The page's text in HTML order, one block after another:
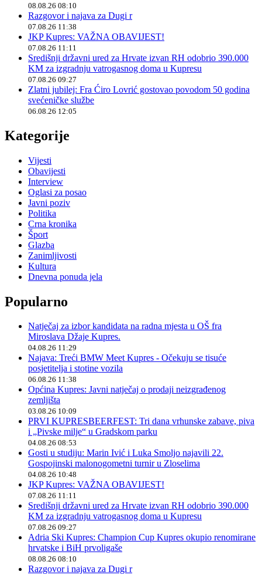
08.08.26 08:10
Razgovor i najava za Dugi r
07.08.26 11:38
JKP Kupres: VAŽNA OBAVIJEST!
07.08.26 11:11
Središnji državni ured za Hrvate izvan RH odobrio 390.000
KM za izgradnju vatrogasnog doma u Kupresu
07.08.26 09:27
Zlatni jubilej: Fra Ćiro Lovrić gostovao povodom 50 godina
svećeničke službe
06.08.26 12:05
Kategorije
Vijesti
Obavijesti
Interview
Oglasi za posao
Javni poziv
Politika
Crna kronika
Šport
Glazba
Zanimljivosti
Kultura
Dnevna ponuda jela
Popularno
Natječaj za izbor kandidata na radna mjesta u OŠ fra
Miroslava Džaje Kupres.
04.08.26 11:29
Najava: Treći BMW Meet Kupres - Očekuju se tisuće
posjetitelja i stotine vozila
06.08.26 11:38
Općina Kupres: Javni natječaj o prodaji neizgrađenog
zemljišta
03.08.26 10:09
PRVI KUPRESBEERFEST: Tri dana vrhunske zabave, piva
i „Pivske milje“ u Gradskom parku
04.08.26 08:53
Gosti u studiju: Marin Ivić i Luka Smoljo najavili 22.
Gospojinski malonogometni turnir u Zloselima
04.08.26 10:48
JKP Kupres: VAŽNA OBAVIJEST!
07.08.26 11:11
Središnji državni ured za Hrvate izvan RH odobrio 390.000
KM za izgradnju vatrogasnog doma u Kupresu
07.08.26 09:27
Adria Ski Kupres: Champion Cup Kupres okupio renomirane
hrvatske i BiH prvoligaše
08.08.26 08:10
Razgovor i najava za Dugi r